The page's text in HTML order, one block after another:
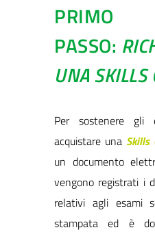
PRIMO
PASSO:
UNA SKILLS
Per sostenere gli
acquistare una Skills
un documento
vengono registrati i
relativi agli esami
stampata ed è